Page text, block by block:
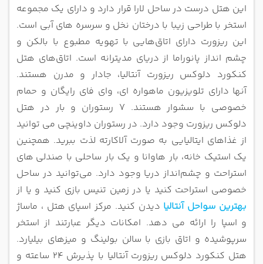
این هتل درست در ساحل لارا قرار دارد و دارای یک مجموعه
استخر با طراحی زیبا با درختان نخل و سرسره های آبی است.
این ریزورت دارای اتاق‌هایی با تهویه مطبوع با بالکن و
چشم ‌انداز پانوراما از دریای مدیترانه است. اتاق‌های هتل
کنکورد دلوکس ریزورت آنتالیا، جادار و مدرن هستند.
آنها دارای تلویزیون ماهواره ای، وای فای رایگان و حمام
خصوصی با سشوار هستند. 7 رستوران و بار در هتل
دلوکس ریزورت وجود دارد. در رستوران داوینچی می توانید
از غذاهای ایتالیایی به صورت آلاکارته لذت ببرید. همچنین
یک استیک‌ خانه، بار هاوانا و یک بار ساحلی با صندلی‌ های
استراحت و چشم‌انداز دریا وجود دارد. می‌توانید در ساحل
خصوصی استراحت کنید یا در زمین تنیس بازی کنید و یا از
بهترین سواحل آنتالیا دیدن کنید. مرکز اسپای هتل ، ماساژ
و اسپا را ارائه می دهد. امکانات دیگر عبارتند از استخر
سرپوشیده و اتاق بازی با سالن بولینگ و میزهای بیلیارد.
هتل کنکورد دلوکس ریزورت
آنتالیا با پذیرش 24 ساعته و